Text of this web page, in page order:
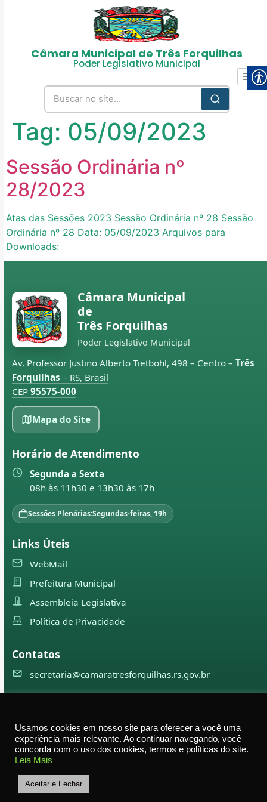
Câmara Municipal de Três Forquilhas
Poder Legislativo Municipal
Tag: 05/09/2023
Sessão Ordinária nº
28/2023
Atas das Sessões 2023 Sessão Ordinária nº 28 Sessão
Ordinária nº 28 Data: 05/09/2023 Arquivos para
Downloads:
Câmara Municipal
de
Três Forquilhas
Poder Legislativo Municipal
Av. Professor Justino Alberto Tietbohl, 498 – Centro – Três
Forquilhas – RS, Brasil
CEP 95575-000
Mapa do Site
Horário de Atendimento
Segunda a Sexta
08h às 11h30 e 13h30 às 17h
Sessões Plenárias:Segundas-feiras, 19h
Links Úteis
WebMail
Prefeitura Municipal
Assembleia Legislativa
Política de Privacidade
Contatos
secretaria@camaratresforquilhas.rs.gov.br
direitos reservados
Av. Professor Justino Alberto Tietbohl, 498 – Centro –
Usamos cookies em nosso site para oferecer a você uma
experiência mais relevante. Ao continuar navegando, você
concorda com o uso dos cookies, termos e políticas do site.
Leia Mais
Aceitar e Fechar